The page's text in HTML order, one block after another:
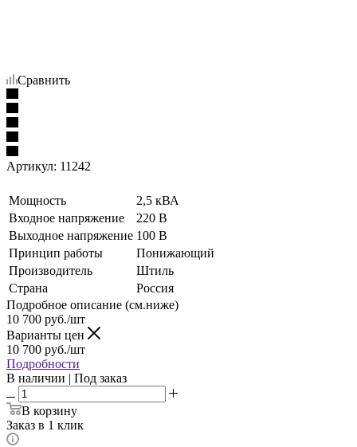
Сравнить
Артикул: 11242
Мощность
2,5 кВА
Входное напряжение
220 В
Выходное напряжение 100 В
Принцип работы
Понижающий
Производитель
Штиль
Страна
Россия
Подробное описание (см.ниже)
10 700 руб./шт
Варианты цен
10 700 руб./шт
Подробности
В наличии | Под заказ
В корзину
Заказ в 1 клик